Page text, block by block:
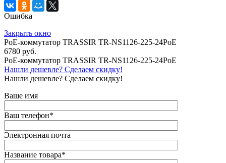
Ошибка
Закрыть окно
РоЕ-коммутатор TRASSIR TR-NS1126-225-24PoE
6780 руб.
РоЕ-коммутатор TRASSIR TR-NS1126-225-24PoE
Нашли дешевле? Сделаем скидку!
Нашли дешевле? Сделаем скидку!
Ваше имя
Ваш телефон*
Электронная почта
Название товара*